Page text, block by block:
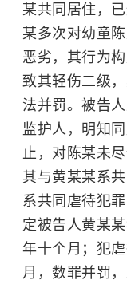
某共同居住，
某多次对幼童
恶劣，其行为
致其轻伤二级
法并罚。被告
监护人，明知
止，对陈某未
其与黄某某系
系共同虐待犯
定被告人黄某
年十个月；犯
月，数罪并罚